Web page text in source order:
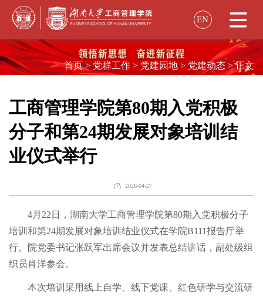
EN
学院概况
院长致辞
学院简介
学院领导
组织机构
教育项目
招生资讯
本科生教育
本科生培养 工商管理专业
财务管理专业
信息管理与信息系统专业
电子商务专业
学术学位研究生教育
师资力量
师资概况
市场学系
管理科学与商业智能系
会计学系
人才引进
荣休教师
校园招聘
职业指导
实习基地
学术科研
论文
2017 2018 2019 2020 2021 2022 2023
2024
2025
国际交流
合作院校
出国（境）交流项目
校友中心
首页>党群工作 > 党建园地 > 党建动态>正文
工商管理学院第80期入党积极
分子和第24期发展对象培训结
业仪式举行
2026-04-27
4月22日，湖南大学工商管理学院第80期入党积极分子
培训和第24期发展对象培训结业仪式在学院B111报告厅举
行。院党委书记张跃军出席会议并发表总结讲话，副处级组
织员肖洋参会。
本次培训采用线上自学、线下党课、红色研学与交流研